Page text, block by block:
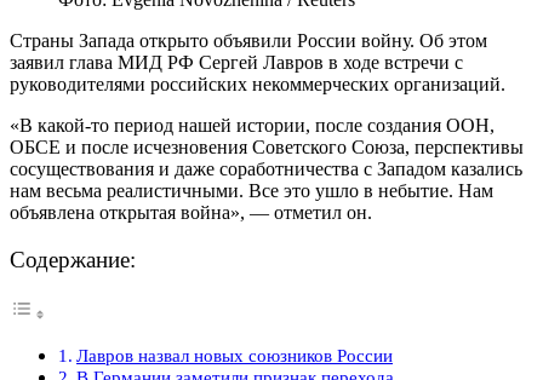
Страны Запада открыто объявили России войну. Об этом
заявил глава МИД РФ Сергей Лавров в ходе встречи с
руководителями российских некоммерческих организаций.
«В какой-то период нашей истории, после создания ООН,
ОБСЕ и после исчезновения Советского Союза, перспективы
сосуществования и даже соработничества с Западом казались
нам весьма реалистичными. Все это ушло в небытие. Нам
объявлена открытая война», — отметил он.
Содержание:
Лавров назвал новых союзников России